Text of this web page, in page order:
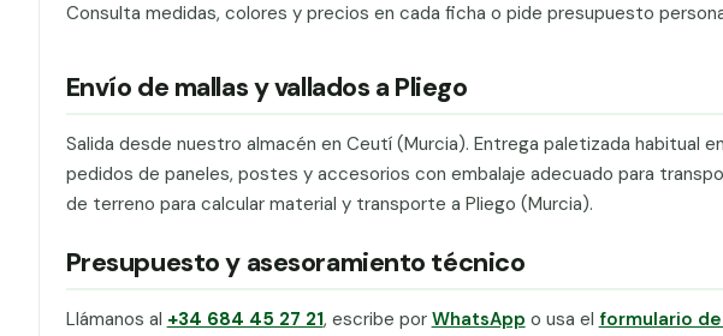
Consulta medidas, colores y precios en cada ficha o pide presupuesto
Envío de mallas y vallados a Pliego
Salida desde nuestro almacén en Ceutí (Murcia). Entrega paletizada habitual
pedidos de paneles, postes y accesorios con embalaje adecuado para
de terreno para calcular material y transporte a Pliego (Murcia).
Presupuesto y asesoramiento técnico
Llámanos al +34 684 45 27 21, escribe por WhatsApp o usa el formulario